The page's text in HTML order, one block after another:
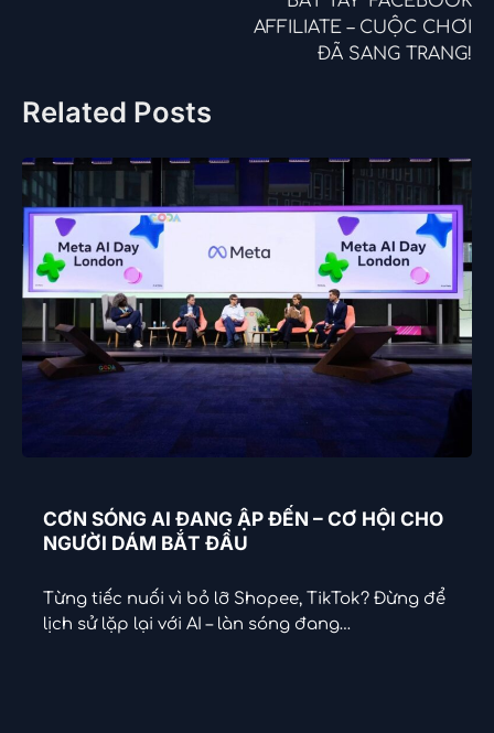
AFFILIATE – CUỘC CHƠI
ĐÃ SANG TRANG!
Related Posts
CƠN SÓNG AI ĐANG ẬP ĐẾN – CƠ HỘI CHO
NGƯỜI DÁM BẮT ĐẦU
Từng tiếc nuối vì bỏ lỡ Shopee, TikTok? Đừng để
lịch sử lặp lại với AI – làn sóng đang…